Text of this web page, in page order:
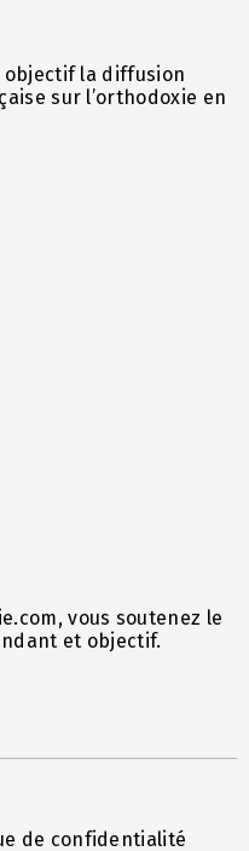
objectif la diffusion
sur l’orthodoxie en
vous soutenez le
et objectif.
de confidentialité